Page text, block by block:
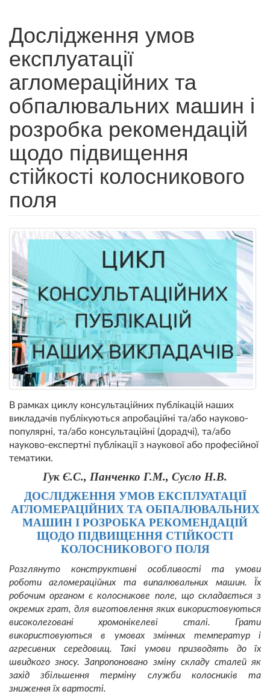
Дослідження умов
експлуатації
агломераційних та
обпалювальних машин і
розробка рекомендацій
щодо підвищення
стійкості колосникового
поля
В рамках циклу консультаційних публікацій наших
викладачів публікуються апробаційні та/або науково-
популярні, та/або консультаційні (дорадчі), та/або
науково-експертні публікації з наукової або професійної
тематики.
Гук Є.С., Панченко Г.М., Сусло Н.В.
ДОСЛІДЖЕННЯ УМОВ ЕКСПЛУАТАЦІЇ
АГЛОМЕРАЦІЙНИХ ТА ОБПАЛЮВАЛЬНИХ
МАШИН І РОЗРОБКА РЕКОМЕНДАЦІЙ
ЩОДО ПІДВИЩЕННЯ СТІЙКОСТІ
КОЛОСНИКОВОГО ПОЛЯ
Розглянуто конструктивні особливості та умови
роботи агломераційних та випалювальних машин. Їх
робочим органом є колосникове поле, що складається з
окремих грат, для виготовлення яких використовуються
високолеговані хромонікелеві сталі. Грати
використовуються в умовах змінних температур і
агресивних середовищ. Такі умови призводять до їх
швидкого зносу. Запропоновано зміну складу сталей як
захід збільшення терміну служби колосників та
зниження їх вартості.